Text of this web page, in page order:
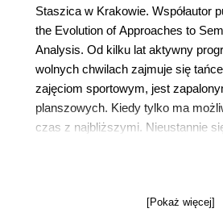
Staszica w Krakowie. Współautor
the Evolution of Approaches to
Analysis. Od kilku lat aktywny
wolnych chwilach zajmuje się
zajęciom sportowym, jest
planszowych. Kiedy tylko ma
czas z najbliższymi. Nieustannie
gdzie jeszcze dałoby się
ich spełnienie musicie
[Pokaż więcej]